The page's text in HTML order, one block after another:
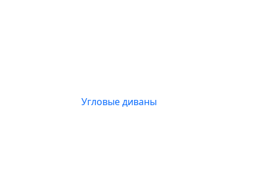
Угловые диваны